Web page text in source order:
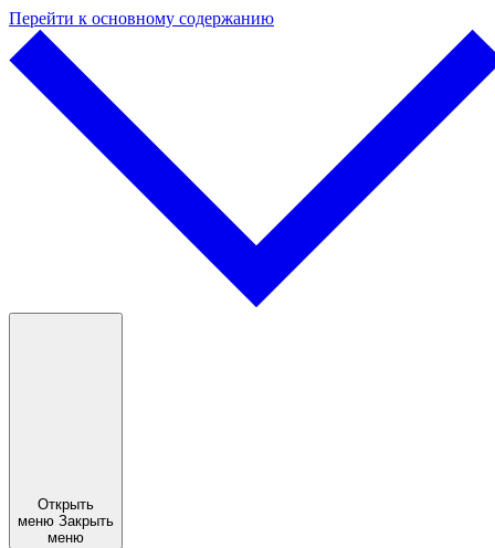
Перейти к основному содержанию
Открыть
меню Закрыть
меню